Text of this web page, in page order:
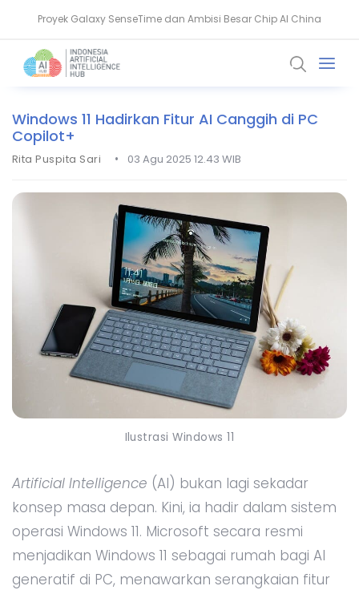
Nvidia Kembangkan Physical AI untuk Latih Robot Medis
AMD Gandeng Core Scientific Bangun Infrastruktur AI Raksasa
Windows 11 Hadirkan Fitur AI Canggih di PC
Copilot+
Rita Puspita Sari • 03 Agu 2025 12.43 WIB
Ilustrasi Windows 11
Artificial Intelligence (AI) bukan lagi sekadar
konsep masa depan. Kini, ia hadir dalam sistem
operasi Windows 11. Microsoft secara resmi
menjadikan Windows 11 sebagai rumah bagi AI
generatif di PC, menawarkan serangkaian fitur